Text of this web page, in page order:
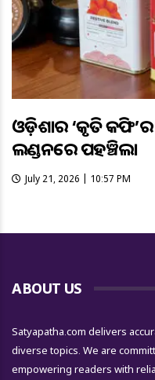
ଓଡ଼ିଶାର ‘କୃତି କଫି’ର
ଲଣ୍ଡନରେ ପହଞ୍ଚିଲା
July 21, 2026 | 10:57 PM
ABOUT US
Satyapatha.com delivers
diverse topics. We are
empowering readers with